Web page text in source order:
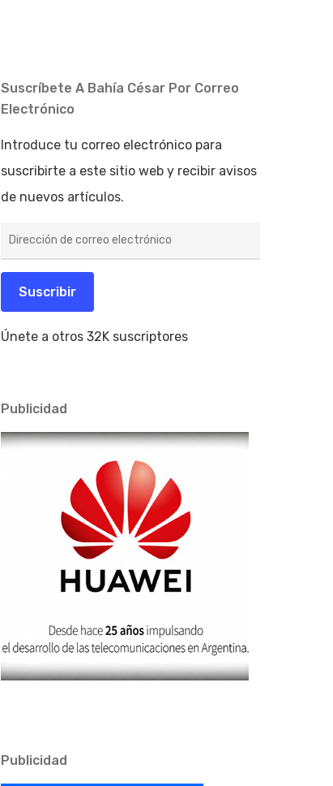
Suscríbete A Bahía César Por Correo
Electrónico
Introduce tu correo electrónico para
suscribirte a este sitio web y recibir avisos
de nuevos artículos.
de
electrónico
Suscribir
Únete a otros 32K suscriptores
Publicidad
Publicidad